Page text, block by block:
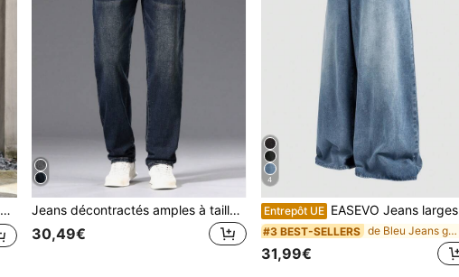
Jeans décontractés amples à taille avec cordon de serrage et jambes droites, grande taille pour hommes
30,49€
4
Entrepôt UE EASEVO Jeans larges et amples pour hommes grande taille, décontractés et polyvalents, vacances, cadeaux pour la fête des pères
#3 BEST-SELLERS de Bleu Jeans grande taille pour hommes
31,99€